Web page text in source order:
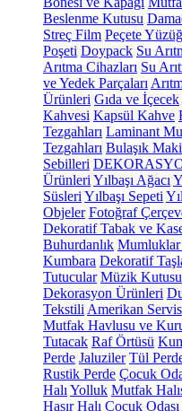
Beslenme Kutusu
Streç Film Peçete
Poşeti Doypack Su
Arıtma Cihazları Su
ve Yedek Parçaları
Ürünleri Gıda ve İçecek
Kahvesi Kapsül Kahve
Tezgahları Laminant
Tezgahları Bulaşık
Sebilleri
Ürünleri Yılbaşı Ağacı
Süsleri Yılbaşı Sepeti
Objeler Fotoğraf
Dekoratif Tabak ve
Buhurdanlık Mumluklar
Kumbara Dekoratif
Tutucular Müzik Kutusu
Dekorasyon Ürünleri
Tekstili Amerikan Servis
Mutfak Havlusu ve
Tutacak Raf Örtüsü
Perde Jaluziler Tül
Rustik Perde Çocuk
Halı Yolluk Mutfak
Hasır Halı Çocuk Odası